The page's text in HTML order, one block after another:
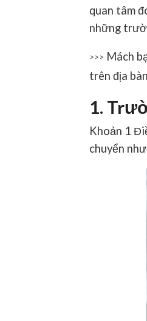
quan tâm
những
>>> Mách
trên địa
1.
Khoản 1
chuyển